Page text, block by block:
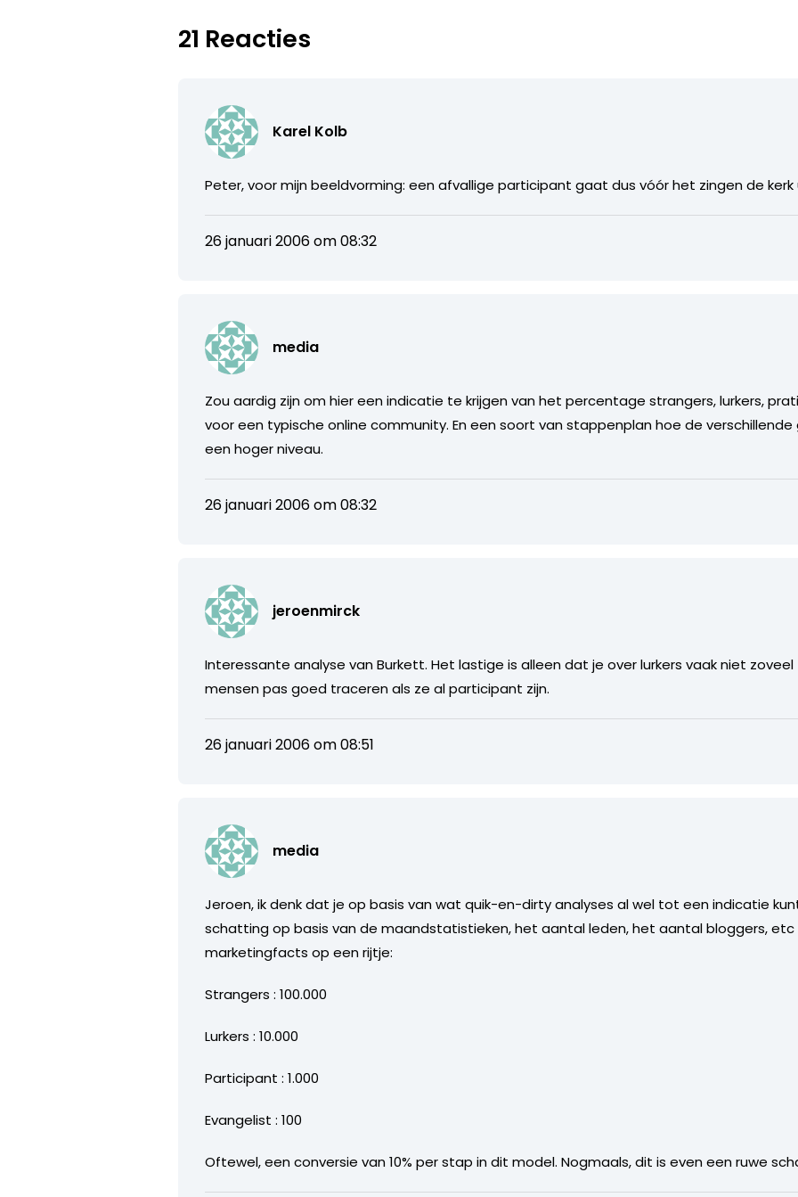
21 Reacties
Karel Kolb
Peter, voor mijn beeldvorming: een afvallige participant gaat dus vóór het zingen de kerk
26 januari 2006 om 08:32
media
Zou aardig zijn om hier een indicatie te krijgen van het percentage strangers, lurkers,
voor een typische online community. En een soort van stappenplan hoe de
een hoger niveau.
26 januari 2006 om 08:32
jeroenmirck
Interessante analyse van Burkett. Het lastige is alleen dat je over lurkers vaak niet
mensen pas goed traceren als ze al participant zijn.
26 januari 2006 om 08:51
media
Jeroen, ik denk dat je op basis van wat quik-en-dirty analyses al wel tot een indicatie
schatting op basis van de maandstatistieken, het aantal leden, het aantal bloggers, etc
marketingfacts op een rijtje:
Strangers : 100.000
Lurkers : 10.000
Participant : 1.000
Evangelist : 100
Oftewel, een conversie van 10% per stap in dit model. Nogmaals, dit is even een ruwe